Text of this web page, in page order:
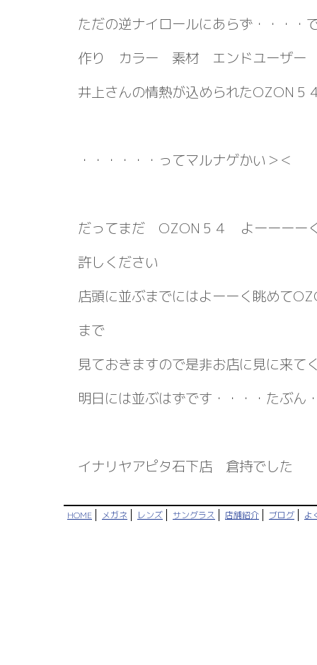
ただの逆ナイロールにあらず・・・
作り カラー 素材 エンドユーザー
井上さんの情熱が込められたOZON
・・・・・・ってマルナゲかい＞＜
だってまだ OZON５４ よーーーー
許しください
店頭に並ぶまでにはよーーく眺めて
まで
見ておきますので是非お店に見に来て
明日には並ぶはずです・・・・たぶん
イナリヤアピタ石下店 倉持でした
HOME メガネ レンズ サングラス 店舗紹介 ブログ よ